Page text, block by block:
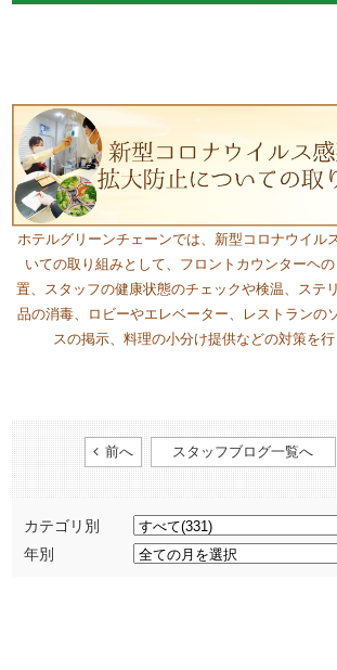
ホテルグリーンチェーンでは、新型コロナウイル
いての取り組みとして、フロントカウンターヘ
置、スタッフの健康状態のチェックや検温、ステ
品の消毒、ロビーやエレベーター、レストランの
スの掲示、料理の小分け提供などの対策を行
前へ スタッフブログ一覧へ
カテゴリ別
年別